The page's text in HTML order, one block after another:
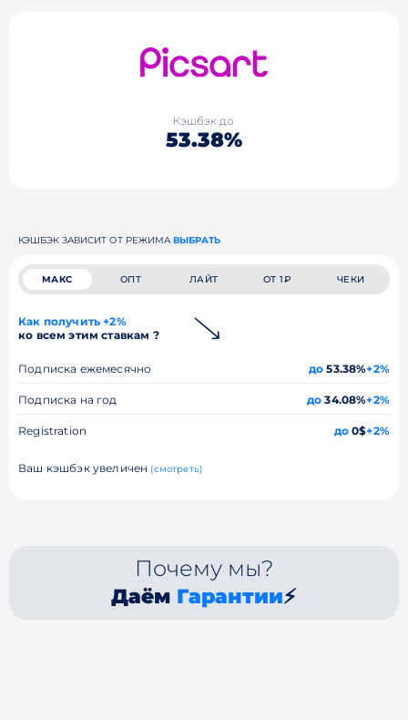
Кэшбэк до
53.38%
КЭШБЭК ЗАВИСИТ ОТ РЕЖИМА ВЫБРАТЬ
МАКС ОПТ ЛАЙТ ОТ 1₽ ЧЕКИ
Как получить +2%
ко всем этим ставкам ?
Подписка ежемесячно до 53.38%+2%
Подписка на год до 34.08%+2%
Registration до0$+2%
Ваш кэшбэк увеличен (смотреть)
Почему мы?
Даём Гарантии⚡